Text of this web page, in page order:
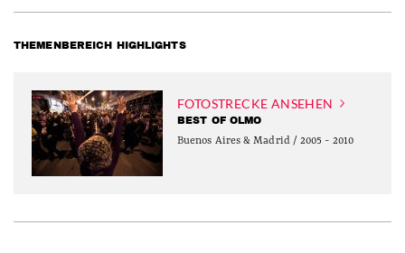
THEMENBEREICH HIGHLIGHTS
FOTOSTRECKE ANSEHEN
BEST OF OLMO
Buenos Aires & Madrid / 2005 - 2010